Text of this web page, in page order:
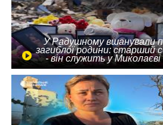
У Радушному вшанували
загиблої родини: старший
- він служить у Миколаєві